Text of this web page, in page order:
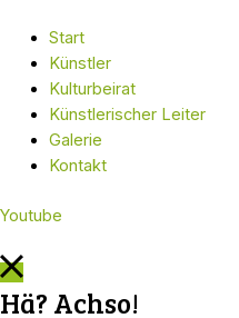
Start
Künstler
Kulturbeirat
Künstlerischer Leiter
Galerie
Kontakt
Youtube
Hä? Achso!